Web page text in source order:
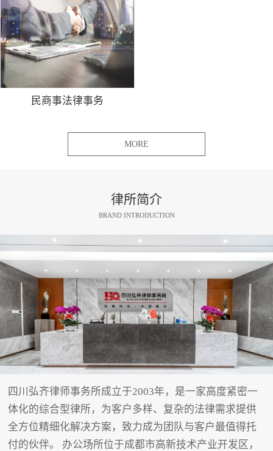
民商事法律事务
MORE
律所简介
BRAND INTRODUCTION
四川弘齐律师事务所成立于2003年，是一家高度紧密一
体化的综合型律所，为客户多样、复杂的法律需求提供
全方位精细化解决方案，致力成为团队与客户最值得托
付的伙伴。 办公场所位于成都市高新技术产业开发区，